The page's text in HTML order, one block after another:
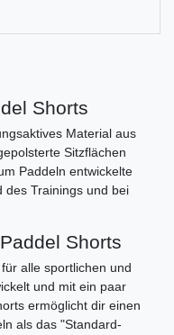
Shorts
Material aus
Sitzflächen
Paddeln entwickelte
des Trainings und bei
Shorts
alle sportlichen und
und mit ein paar
ermöglicht dir einen
als das "Standard-